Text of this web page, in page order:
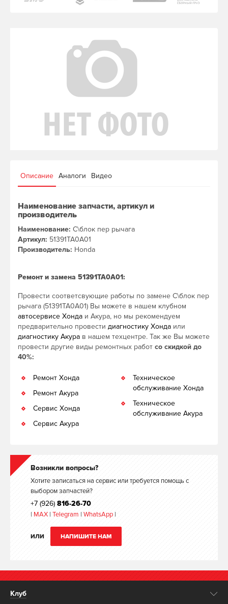
Описание Аналоги Видео
Наименование запчасти, артикул и
производитель
Наименование: С\блок пер рычага
Артикул: 51391TA0A01
Производитель: Honda
Ремонт и замена 51391TA0A01:
Провести соответсвующие работы по замене С\блок пер
рычага (51391TA0A01) Вы можете в нашем клубном
автосервисе Хонда и Акура, но мы рекомендуем
предварительно провести диагностику Хонда или
диагностику Акура в нашем техцентре. Так же Вы можете
провести другие виды ремонтных работ со скидкой до
40%:
Ремонт Хонда
Ремонт Акура
Сервис Хонда
Сервис Акура
Техническое
обслуживание Хонда
Техническое
обслуживание Акура
Возникли вопросы?
Хотите записаться на сервис или требуется помощь с
выбором запчастей?
+7 (926) 816-26-70
| MAX | Telegram | WhatsApp |
ИЛИ НАПИШИТЕ НАМ
Клуб